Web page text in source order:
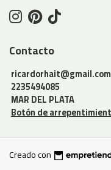
Contacto
ricardorhait@gmail.com
2235494085
MAR DEL PLATA
Botón de
Creado con